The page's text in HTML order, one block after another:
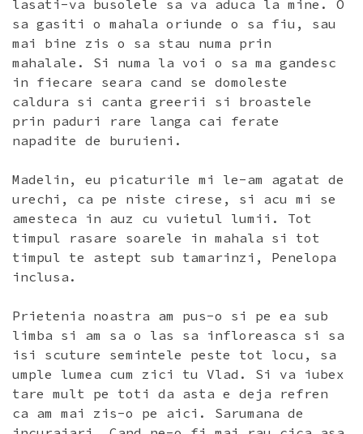
lasati-va busolele sa va aduca la mine. O
sa gasiti o mahala oriunde o sa fiu, sau
mai bine zis o sa stau numa prin
mahalale. Si numa la voi o sa ma gandesc
in fiecare seara cand se domoleste
caldura si canta greerii si broastele
prin paduri rare langa cai ferate
napadite de buruieni.
Madelin, eu picaturile mi le-am agatat de
urechi, ca pe niste cirese, si acu mi se
amesteca in auz cu vuietul lumii. Tot
timpul rasare soarele in mahala si tot
timpul te astept sub tamarinzi, Penelopa
inclusa.
Prietenia noastra am pus-o si pe ea sub
limba si am sa o las sa infloreasca si sa
isi scuture semintele peste tot locu, sa
umple lumea cum zici tu Vlad. Si va iubex
tare mult pe toti da asta e deja refren
ca am mai zis-o pe aici. Sarumana de